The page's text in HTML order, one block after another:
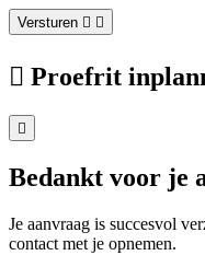
Versturen
Proefrit
Bedankt voor je
Je aanvraag is succesvol
contact met je opnemen.